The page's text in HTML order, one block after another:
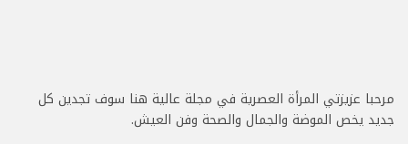
مرحبا عزيزتي المرأة العصرية في مجلة عالية هنا سوف تجدين كل
جديد يخص الموضة والجمال والصحة وفن العيش.